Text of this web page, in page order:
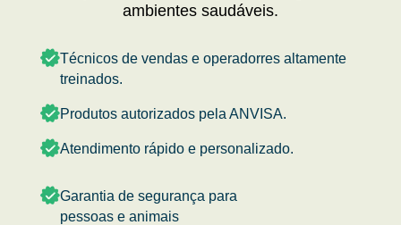
ambientes saudáveis.
Técnicos de vendas e operadorres altamente
treinados.
Produtos autorizados pela ANVISA.
Atendimento rápido e personalizado.
Garantia de segurança para
pessoas e animais